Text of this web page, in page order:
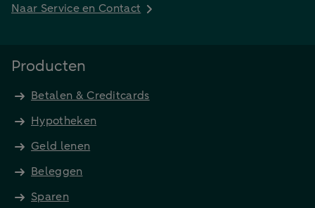
Naar Service en Contact
Producten
Betalen & Creditcards
Hypotheken
Geld lenen
Beleggen
Sparen